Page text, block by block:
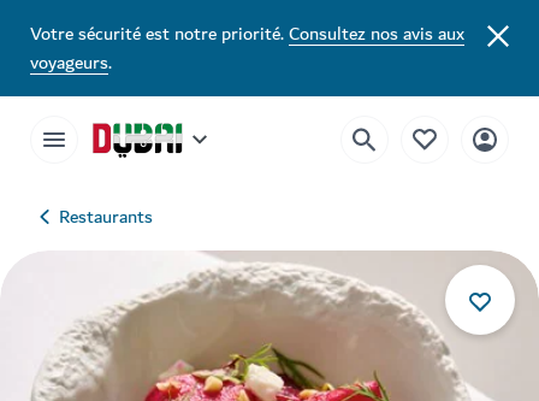
Votre sécurité est notre priorité.Consultez nos avis aux
voyageurs.
Restaurants